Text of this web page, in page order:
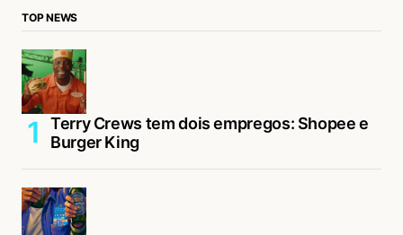
TOP NEWS
Terry Crews tem dois empregos: Shopee e
Burger King